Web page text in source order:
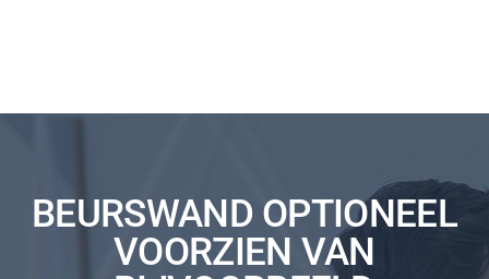
BEURSWAND OPTIONEEL
VOORZIEN VAN